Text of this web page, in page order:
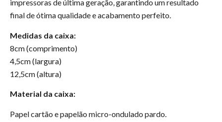
impressoras de última geração, garantindo um resultado
final de ótima qualidade e acabamento perfeito.
Medidas da caixa:
8cm (comprimento)
4,5cm (largura)
12,5cm (altura)
Material da caixa:
Papel cartão e papelão micro-ondulado pardo.